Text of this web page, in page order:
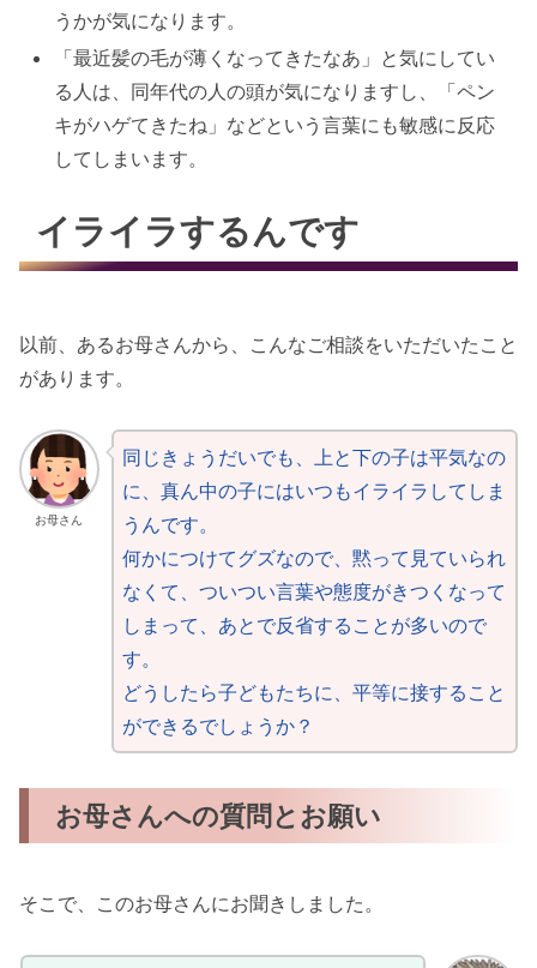
うかが気になります。
「最近髪の毛が薄くなってきたなあ」と気にしてい
る人は、同年代の人の頭が気になりますし、「ペン
キがハゲてきたね」などという言葉にも敏感に反応
してしまいます。
イライラするんです
以前、あるお母さんから、こんなご相談をいただいたこと
があります。
お母さん
同じきょうだいでも、上と下の子は平気なの
に、真ん中の子にはいつもイライラしてしま
うんです。
何かにつけてグズなので、黙って見ていられ
なくて、ついつい言葉や態度がきつくなって
しまって、あとで反省することが多いので
す。
どうしたら子どもたちに、平等に接すること
ができるでしょうか？
お母さんへの質問とお願い
そこで、このお母さんにお聞きしました。